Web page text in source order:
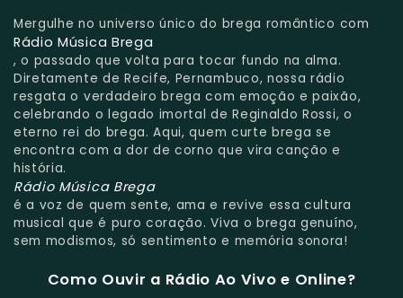
Mergulhe no universo único do brega romântico com
Rádio Música Brega
, o passado que volta para tocar fundo na alma.
Diretamente de Recife, Pernambuco, nossa rádio
resgata o verdadeiro brega com emoção e paixão,
celebrando o legado imortal de Reginaldo Rossi, o
eterno rei do brega. Aqui, quem curte brega se
encontra com a dor de corno que vira canção e
história.
Rádio Música Brega
é a voz de quem sente, ama e revive essa cultura
musical que é puro coração. Viva o brega genuíno,
sem modismos, só sentimento e memória sonora!
Como Ouvir a Rádio Ao Vivo e Online?